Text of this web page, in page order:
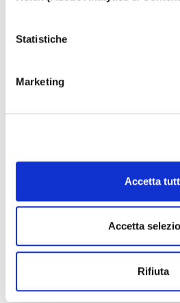
Per saperne di più, o negare il
Statistiche
Marketing
Accetta
Accetta
Rifiuta